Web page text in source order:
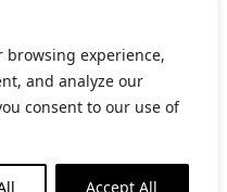
browsing experience,
and analyze our
consent to our use of
Accept All
festius: 10:30-14h
19h